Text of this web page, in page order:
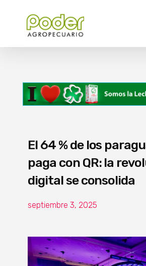
El 64 % de los
paga con QR: la
digital se consolida
septiembre 3, 2025